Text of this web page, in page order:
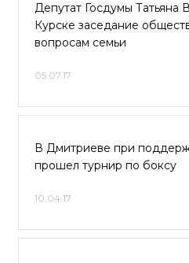
Депутат Госдумы Татьяна
Курске заседание
вопросам семьи
05.07.17
В Дмитриеве при
прошел турнир по боксу
10.04.17